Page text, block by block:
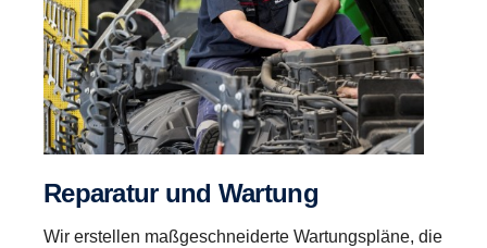
Reparatur und Wartung
Wir erstellen maßgeschneiderte Wartungspläne, die